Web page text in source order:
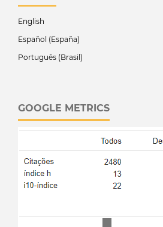
English
Español (España)
Português (Brasil)
GOOGLE METRICS